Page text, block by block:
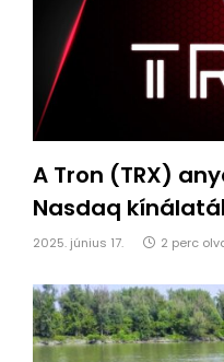
A Tron (TRX)
Nasdaq
2025. június 17. 2 perc